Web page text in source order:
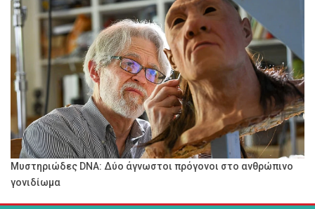
Μυστηριώδες DNA: Δύο άγνωστοι πρόγονοι στο ανθρώπινο
γονιδίωμα